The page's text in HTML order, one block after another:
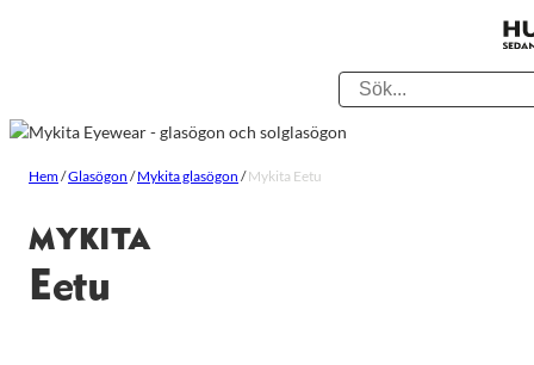
Hem/Glasögon /Mykita glasögon /Mykita Eetu
MYKITA
Eetu